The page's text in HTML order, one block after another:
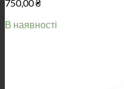
750,00₴
В наявності